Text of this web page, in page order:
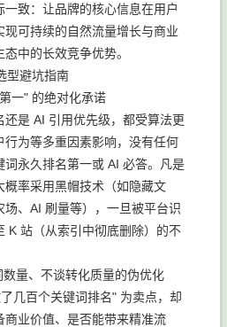
致：让品牌的核心信息在用户
可持续的自然流量增长与商业
中的长效竞争优势。
型避坑指南
一" 的绝对化承诺
是 AI 引用优先级，都受算法更
为等多重因素影响，没有任何
词永久排名第一或 AI 必答。凡是
率采用黑帽技术（如隐藏文
、AI 刷量等），一旦被平台识
K 站（从索引中彻底删除）的不
量、不谈转化质量的伪优化
几百个关键词排名" 为卖点，却
商业价值、是否能带来精准流